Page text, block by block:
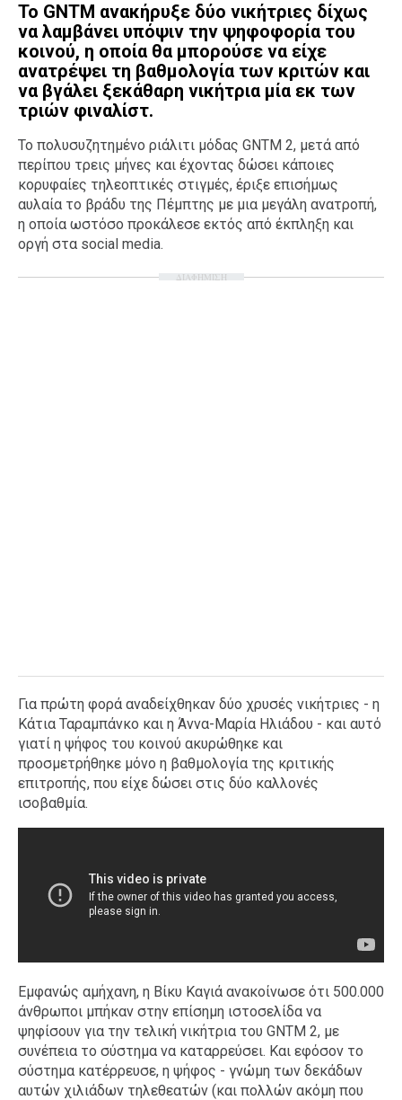
LIFE
Food
Body+Mind
Ταξίδια
Style
Σπίτι
Family
Σχέσεις
Το GNTM ανακήρυξε δύο νικήτριες δίχως
να λαμβάνει υπόψιν την ψηφοφορία του
κοινού, η οποία θα μπορούσε να είχε
ανατρέψει τη βαθμολογία των κριτών και
να βγάλει ξεκάθαρη νικήτρια μία εκ των
τριών φιναλίστ.
Το πολυσυζητημένο ριάλιτι μόδας GNTM 2, μετά από
περίπου τρεις μήνες και έχοντας δώσει κάποιες
κορυφαίες τηλεοπτικές στιγμές, έριξε επισήμως
αυλαία το βράδυ της Πέμπτης με μια μεγάλη ανατροπή,
η οποία ωστόσο προκάλεσε εκτός από έκπληξη και
οργή στα social media.
ΔΙΑΦΗΜΙΣΗ
Για πρώτη φορά αναδείχθηκαν δύο χρυσές νικήτριες - η
Κάτια Ταραμπάνκο και η Άννα-Μαρία Ηλιάδου - και αυτό
γιατί η ψήφος του κοινού ακυρώθηκε και
προσμετρήθηκε μόνο η βαθμολογία της κριτικής
επιτροπής, που είχε δώσει στις δύο καλλονές
ισοβαθμία.
Εμφανώς αμήχανη, η Βίκυ Καγιά ανακοίνωσε ότι 500.000
άνθρωποι μπήκαν στην επίσημη ιστοσελίδα να
ψηφίσουν για την τελική νικήτρια του GNTM 2, με
συνέπεια το σύστημα να καταρρεύσει. Και εφόσον το
σύστημα κατέρρευσε, η ψήφος - γνώμη των δεκάδων
αυτών χιλιάδων τηλεθεατών (και πολλών ακόμη που